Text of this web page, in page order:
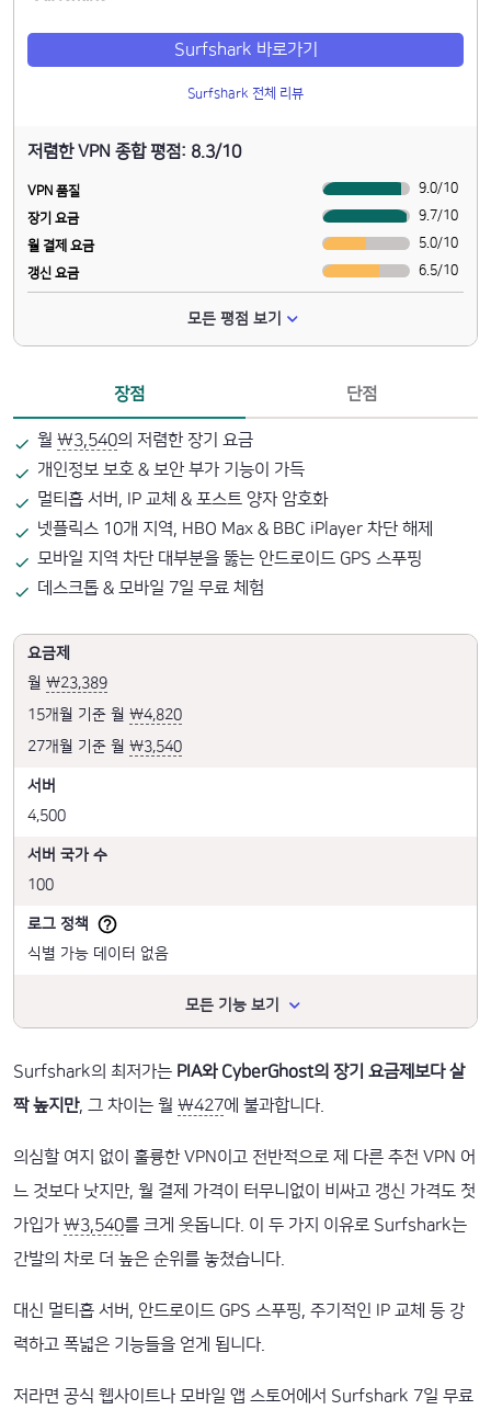
Surfshark 바로가기
Surfshark 전체 리뷰
저렴한 VPN 종합 평점: 8.3/10
VPN 품질 9.0/10
장기 요금 9.7/10
월 결제 요금 5.0/10
갱신 요금 6.5/10
모든 평점 보기
장점
월 ₩3,540의 저렴한 장기 요금
개인정보 보호 & 보안 부가 기능이 가득
멀티홉 서버, IP 교체 & 포스트 양자 암호화
넷플릭스 10개 지역, HBO Max & BBC iPlayer 차단 해제
모바일 지역 차단 대부분을 뚫는 안드로이드 GPS 스푸핑
데스크톱 & 모바일 7일 무료 체험
단점
요금제
월 ₩23,389
15개월 기준 월 ₩4,820
27개월 기준 월 ₩3,540
서버
4,500
서버 국가 수
100
로그 정책
식별 가능 데이터 없음
모든 기능 보기
Surfshark의 최저가는 PIA와 CyberGhost의 장기 요금제보다 살
짝 높지만, 그 차이는 월 ₩427에 불과합니다.
의심할 여지 없이 훌륭한 VPN이고 전반적으로 제 다른 추천 VPN 어
느 것보다 낫지만, 월 결제 가격이 터무니없이 비싸고 갱신 가격도 첫
가입가 ₩3,540를 크게 웃돕니다. 이 두 가지 이유로 Surfshark는
간발의 차로 더 높은 순위를 놓쳤습니다.
대신 멀티홉 서버, 안드로이드 GPS 스푸핑, 주기적인 IP 교체 등 강
력하고 폭넓은 기능들을 얻게 됩니다.
저라면 공식 웹사이트나 모바일 앱 스토어에서 Surfshark 7일 무료